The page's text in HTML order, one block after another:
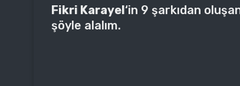
Fikri Karayel ‘in 9 şarkıdan
şöyle alalım.